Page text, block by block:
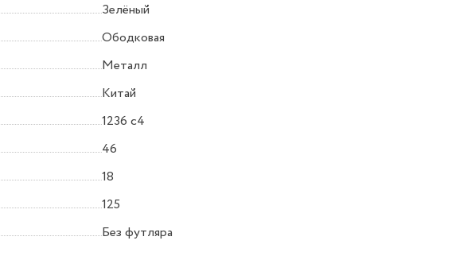
Зелёный
Ободковая
Металл
Китай
1236 c4
46
18
125
Без футляра